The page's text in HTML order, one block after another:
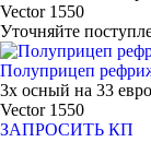
Vector 1550
Уточняйте
Полуприцеп
3х осный на 33
Vector 1550
ЗАПРОСИТЬ КП